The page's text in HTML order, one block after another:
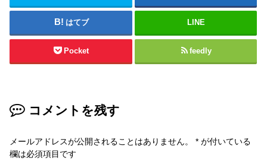
はてブ LINE
Pocket feedly
コメントを残す
メールアドレスが公開されることはありません。 * が付いている
欄は必須項目です